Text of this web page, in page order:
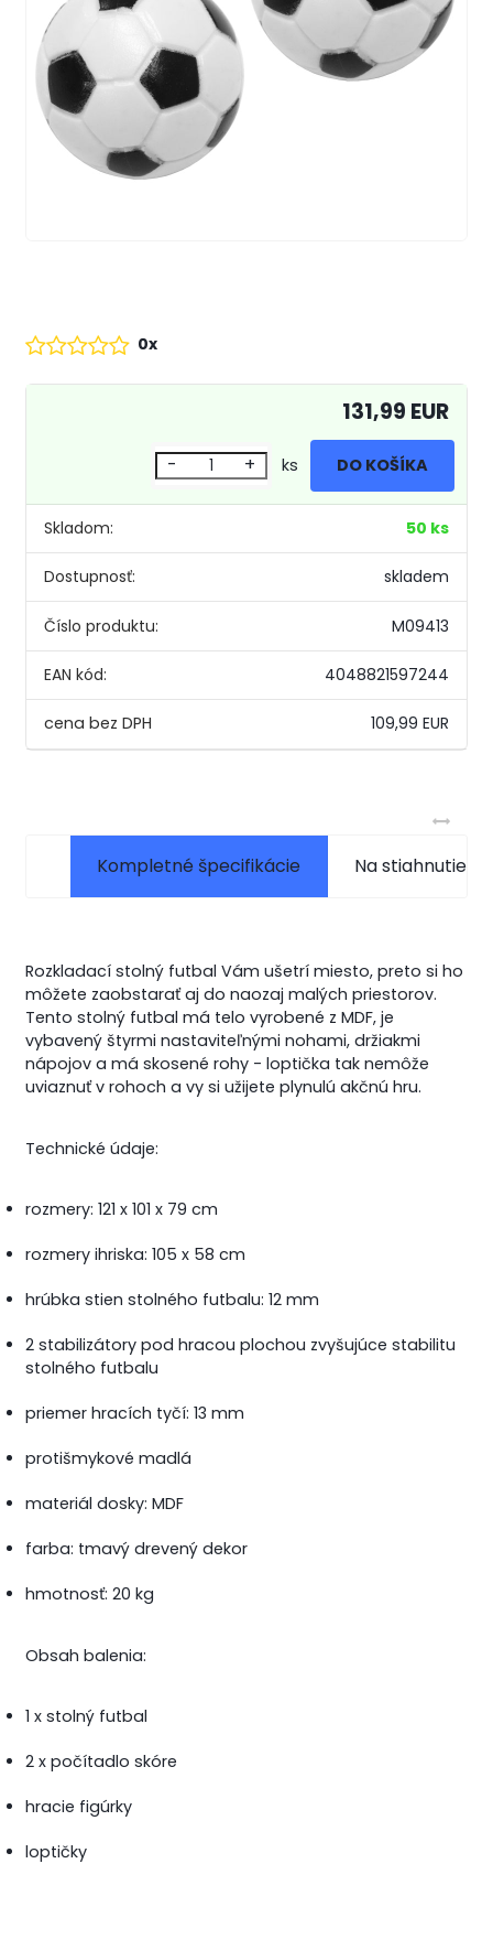
0x
Skladom: 50 ks
Dostupnosť: skladem
Číslo produktu: M09413
EAN kód: 4048821597244
109,99 EUR
131,99 EUR
- + ks
Kompletné špecifikácie Na stiahnutie
Rozkladací stolný futbal Vám ušetrí miesto, preto si ho
môžete zaobstarať aj do naozaj malých priestorov.
Tento stolný futbal má telo vyrobené z MDF, je
vybavený štyrmi nastaviteľnými nohami, držiakmi
nápojov a má skosené rohy - loptička tak nemôže
uviaznuť v rohoch a vy si užijete plynulú akčnú hru.
Technické údaje:
rozmery: 121 x 101 x 79 cm
rozmery ihriska: 105 x 58 cm
hrúbka stien stolného futbalu: 12 mm
2 stabilizátory pod hracou plochou zvyšujúce stabilitu
stolného futbalu
priemer hracích tyčí: 13 mm
protišmykové madlá
materiál dosky: MDF
farba: tmavý drevený dekor
hmotnosť: 20 kg
Obsah balenia:
1 x stolný futbal
2 x počítadlo skóre
hracie figúrky
loptičky